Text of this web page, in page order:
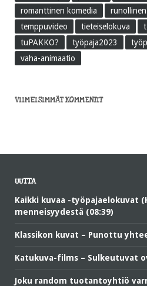
romanttinen komedia
temppuvideo
tieteiselokuva
tuPAKKO?
työpaja2023
vaha-animaatio
VIIMEISIMMÄT KOMMENTIT
UUTTA
Kaikki kuvaa -työpajaelokuvat
menneisyydestä (08:39)
Klassikon kuvat – Punottu
Katukuva-films – Sulkeutuvat
Joku random tuotantoyhtiö